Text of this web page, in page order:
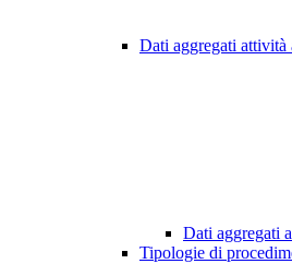
Dati aggregati attività
Dati aggregati
Tipologie di